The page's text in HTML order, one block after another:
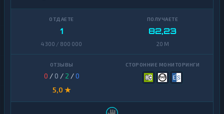
1
4 300 / 800 000
82,23
20 M
0 / 0 / 2 /0
5,0 ★